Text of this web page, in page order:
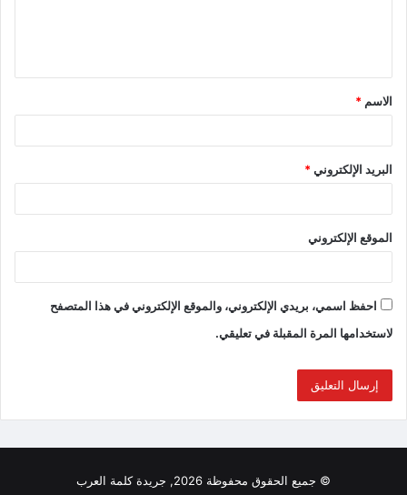
الاسم *
البريد الإلكتروني*
الموقع الإلكتروني
احفظ اسمي، بريدي الإلكتروني، والموقع الإلكتروني في هذا المتصفح
لاستخدامها المرة المقبلة في تعليقي.
© جميع الحقوق محفوظة 2026, جريدة كلمة العرب